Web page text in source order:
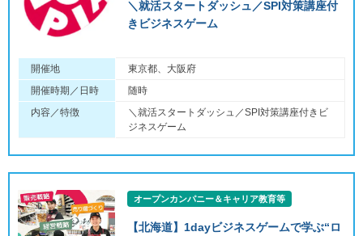
＼就活スタートダッシュ／SPI対策講座付
きビジネスゲーム
開催地
東京都、大阪府
開催時期／日時
随時
内容／特徴
＼就活スタートダッシュ／SPI対策講座付きビ
ジネスゲーム
オープンカンパニー＆キャリア教育等
【北海道】1dayビジネスゲームで学ぶ“ロ